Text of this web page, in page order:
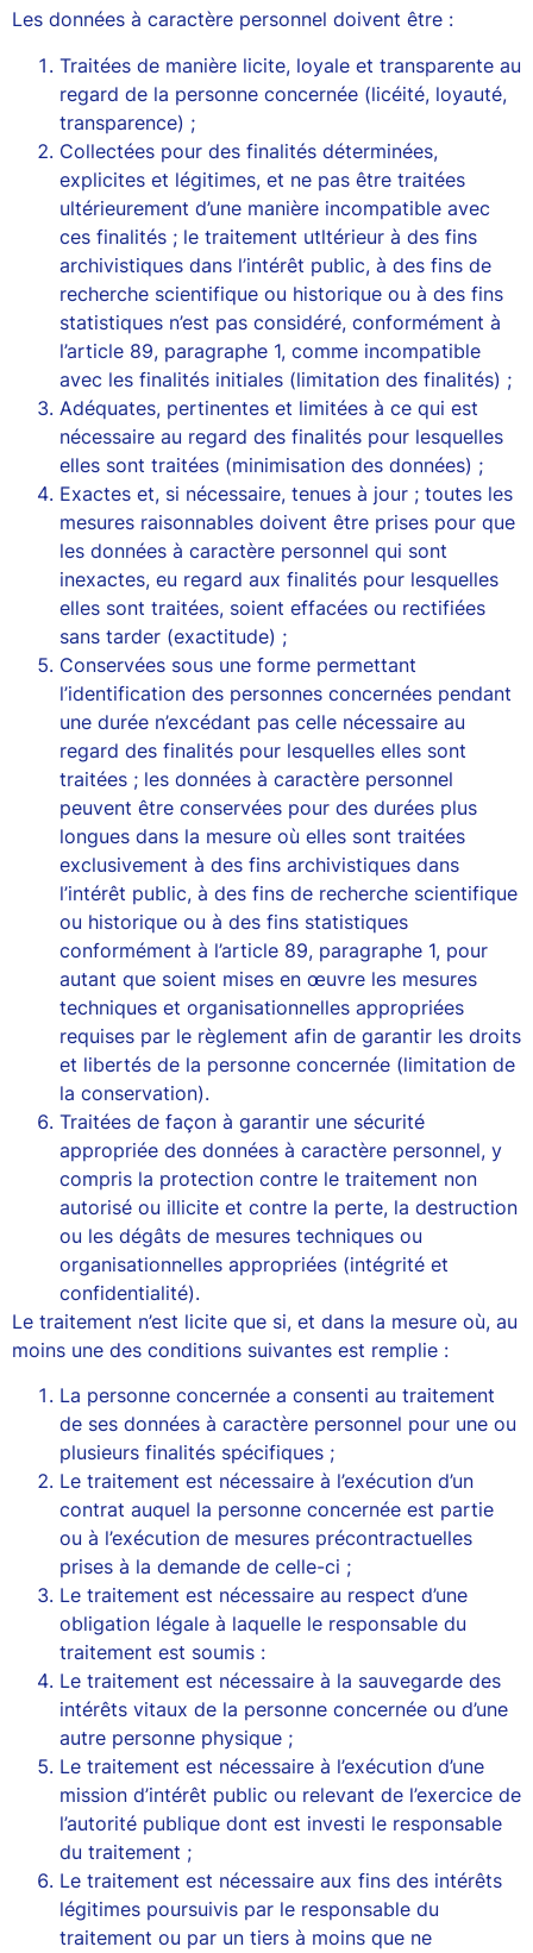
Les données à caractère personnel doivent être :
Traitées de manière licite, loyale et transparente au
regard de la personne concernée (licéité, loyauté,
transparence) ;
Collectées pour des finalités déterminées,
explicites et légitimes, et ne pas être traitées
ultérieurement d’une manière incompatible avec
ces finalités ; le traitement utltérieur à des fins
archivistiques dans l’intérêt public, à des fins de
recherche scientifique ou historique ou à des fins
statistiques n’est pas considéré, conformément à
l’article 89, paragraphe 1, comme incompatible
avec les finalités initiales (limitation des finalités) ;
Adéquates, pertinentes et limitées à ce qui est
nécessaire au regard des finalités pour lesquelles
elles sont traitées (minimisation des données) ;
Exactes et, si nécessaire, tenues à jour ; toutes les
mesures raisonnables doivent être prises pour que
les données à caractère personnel qui sont
inexactes, eu regard aux finalités pour lesquelles
elles sont traitées, soient effacées ou rectifiées
sans tarder (exactitude) ;
Conservées sous une forme permettant
l’identification des personnes concernées pendant
une durée n’excédant pas celle nécessaire au
regard des finalités pour lesquelles elles sont
traitées ; les données à caractère personnel
peuvent être conservées pour des durées plus
longues dans la mesure où elles sont traitées
exclusivement à des fins archivistiques dans
l’intérêt public, à des fins de recherche scientifique
ou historique ou à des fins statistiques
conformément à l’article 89, paragraphe 1, pour
autant que soient mises en œuvre les mesures
techniques et organisationnelles appropriées
requises par le règlement afin de garantir les droits
et libertés de la personne concernée (limitation de
la conservation).
Traitées de façon à garantir une sécurité
appropriée des données à caractère personnel, y
compris la protection contre le traitement non
autorisé ou illicite et contre la perte, la destruction
ou les dégâts de mesures techniques ou
organisationnelles appropriées (intégrité et
confidentialité).
Le traitement n’est licite que si, et dans la mesure où, au
moins une des conditions suivantes est remplie :
La personne concernée a consenti au traitement
de ses données à caractère personnel pour une ou
plusieurs finalités spécifiques ;
Le traitement est nécessaire à l’exécution d’un
contrat auquel la personne concernée est partie
ou à l’exécution de mesures précontractuelles
prises à la demande de celle-ci ;
Le traitement est nécessaire au respect d’une
obligation légale à laquelle le responsable du
traitement est soumis :
Le traitement est nécessaire à la sauvegarde des
intérêts vitaux de la personne concernée ou d’une
autre personne physique ;
Le traitement est nécessaire à l’exécution d’une
mission d’intérêt public ou relevant de l’exercice de
l’autorité publique dont est investi le responsable
du traitement ;
Le traitement est nécessaire aux fins des intérêts
légitimes poursuivis par le responsable du
traitement ou par un tiers à moins que ne